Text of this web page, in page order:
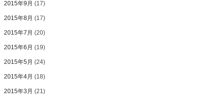
2015年9月 (17)
2015年8月 (17)
2015年7月 (20)
2015年6月 (19)
2015年5月 (24)
2015年4月 (18)
2015年3月 (21)